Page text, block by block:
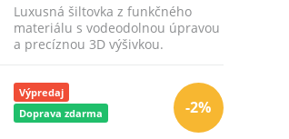
Luxusná šiltovka z funkčného
materiálu s vodeodolnou úpravou
a precíznou 3D výšivkou.
-2%
Výpredaj
Doprava zdarma